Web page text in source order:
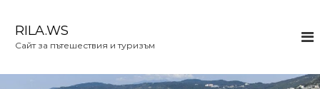
RILA.WS
Сайт за пътешествия и туризъм